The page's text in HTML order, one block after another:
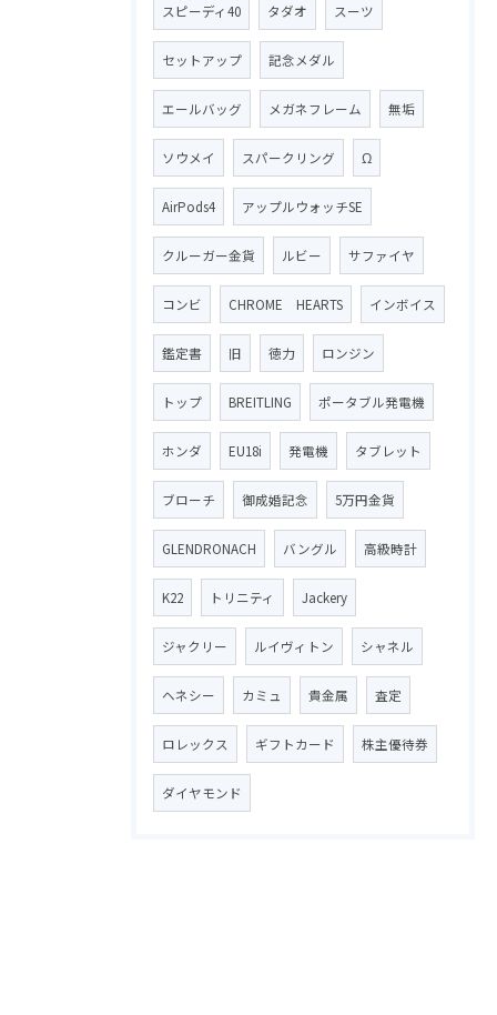
スピーディ40 タダオ スーツ
セットアップ 記念メダル
エールバッグ メガネフレーム 無垢
ソウメイ スパークリング Ω
AirPods4 アップルウォッチSE
クルーガー金貨 ルビー サファイヤ
コンビ CHROME HEARTS インボイス
鑑定書 旧 徳力 ロンジン
トップ BREITLING ポータブル発電機
ホンダ EU18i 発電機 タブレット
ブローチ 御成婚記念 5万円金貨
GLENDRONACH バングル 高級時計
K22 トリニティ Jackery
ジャクリー ルイヴィトン シャネル
ヘネシー カミュ 貴金属 査定
ロレックス ギフトカード 株主優待券
ダイヤモンド